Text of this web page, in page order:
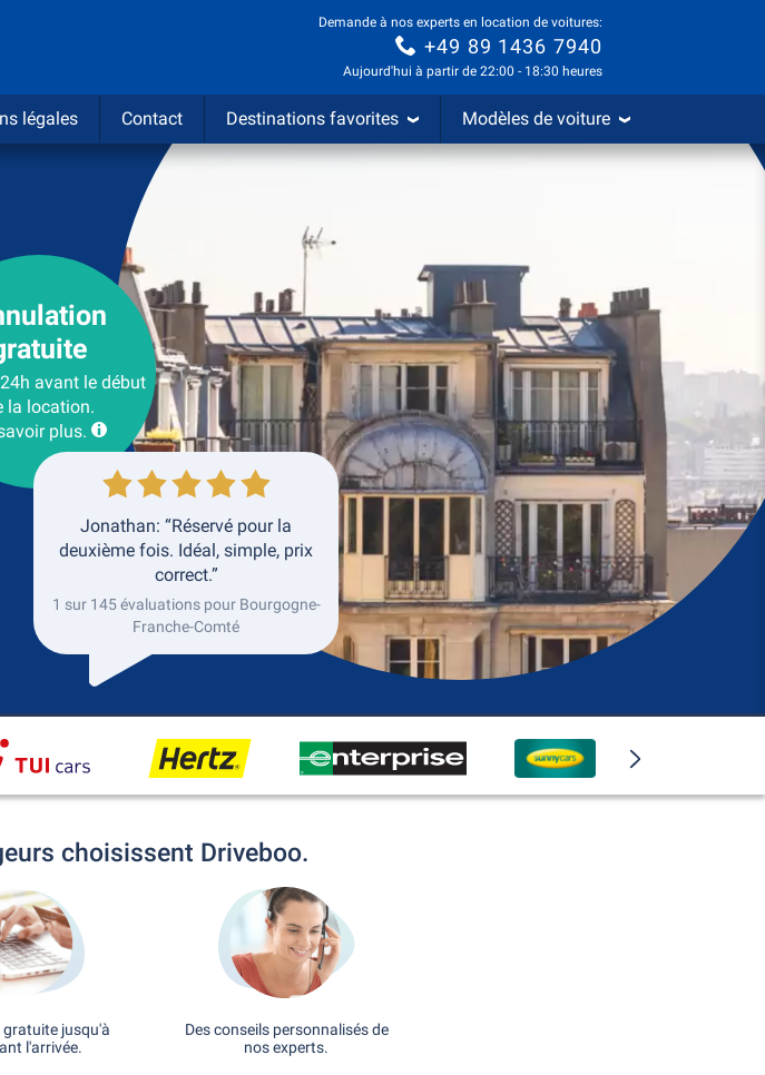
Demande à nos experts en location de voitures:
+49 89 1436 7940
Aujourd'hui à partir de 22:00 - 18:30 heures
légales Contact Destinations favorites Modèles de voiture
Retour de la location
avant le début
la location.
plus.
Jonathan: “Réservé pour la
deuxième fois. Idéal, simple, prix
correct.”
1 sur 145 évaluations pour Bourgogne-
Franche-Comté
choisissent Driveboo.
jusqu'à
l'arrivée.
Des conseils personnalisés de
nos experts.